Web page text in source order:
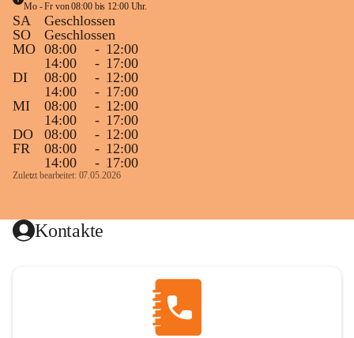
Mo - Fr von 08:00 bis 12:00 Uhr.
SA
Geschlossen
SO
Geschlossen
MO 08:00 - 12:00
14:00
- 17:00
DI
08:00 - 12:00
14:00
- 17:00
MI
08:00 - 12:00
14:00
- 17:00
DO
08:00 - 12:00
FR
08:00 - 12:00
14:00
- 17:00
Zuletzt bearbeitet: 07.05.2026
Kontakte